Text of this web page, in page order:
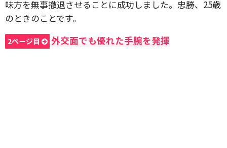
味方を無事撤退させることに成功しました。忠勝、25歳
のときのことです。
2ページ目 外交面でも優れた手腕を発揮